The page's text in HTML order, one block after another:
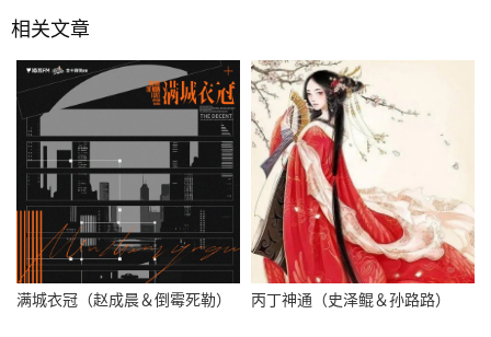
相关文章
满城衣冠（赵成晨＆倒霉死勒） 丙丁神通（史泽鲲＆孙路路）